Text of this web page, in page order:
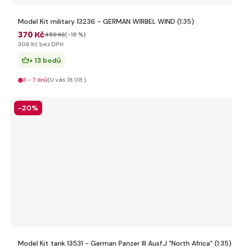
Model Kit military 13236 - GERMAN WIRBEL WIND (1:35)
370 Kč459 Kč(-19 %)
306 Kč bez DPH
+ 13 bodů
3 - 7 dnů(U vás 18.08.)
-20%
Model Kit tank 13531 - German Panzer III Ausf.J "North Africa" (1:35)